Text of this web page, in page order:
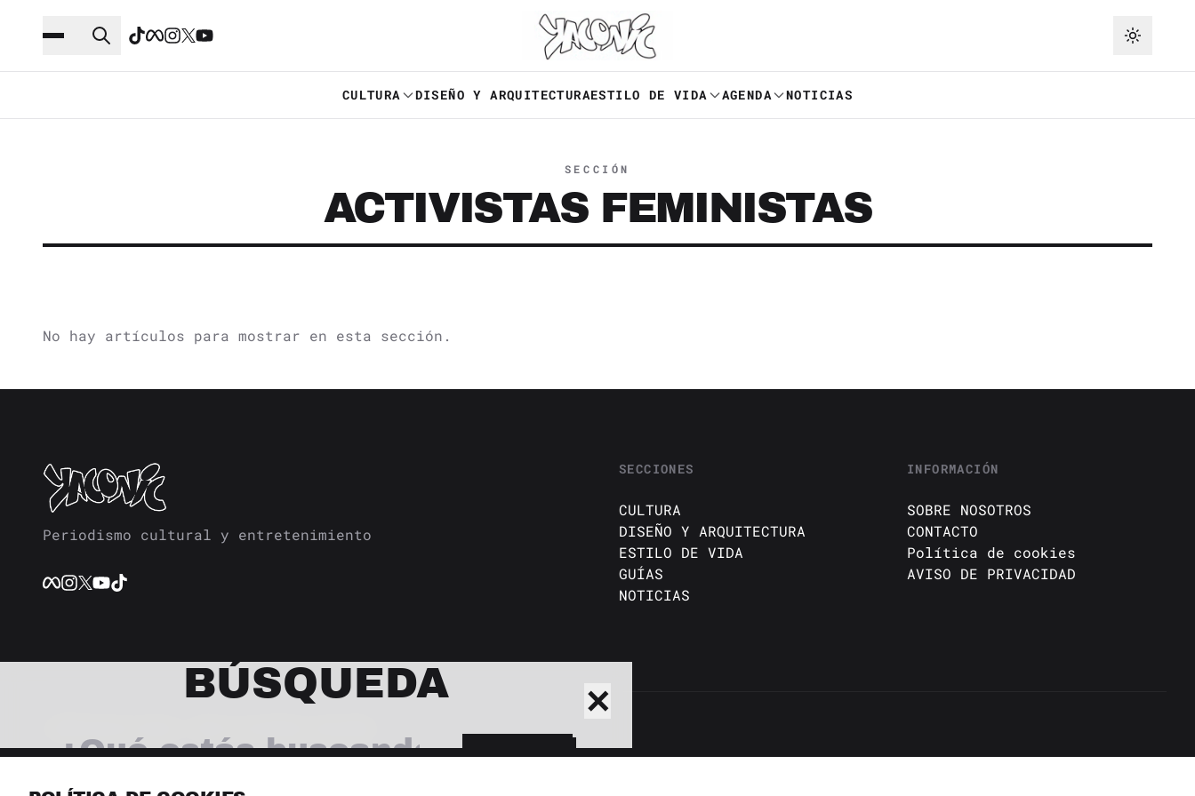
CULTURA DISEÑO Y ARQUITECTURAESTILO DE VIDA AGENDA NOTICIAS
SECCIÓN
ACTIVISTAS FEMINISTAS
No hay artículos para mostrar en esta sección.
Periodismo cultural y entretenimiento
SECCIONES
CULTURA
DISEÑO Y ARQUITECTURA
ESTILO DE VIDA
GUÍAS
NOTICIAS
INFORMACIÓN
SOBRE NOSOTROS
CONTACTO
Política de cookies
AVISO DE PRIVACIDAD
✕
BÚSQUEDA
BUSCAR